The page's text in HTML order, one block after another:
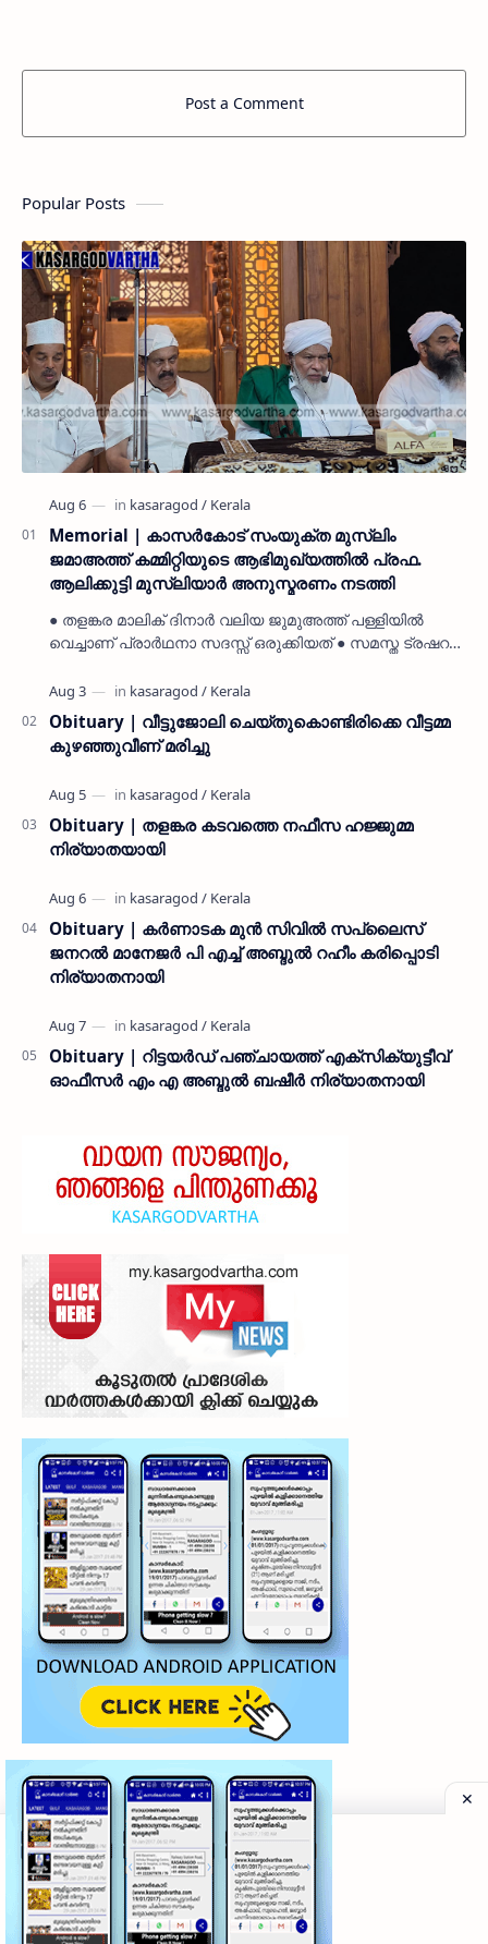
Post a Comment
Popular Posts
Memorial | കാസർകോട് സംയുക്ത മുസ്ലിം
ജമാഅത്ത് കമ്മിറ്റിയുടെ ആഭിമുഖ്യത്തിൽ പ്രഫ.
ആലിക്കുട്ടി മുസ്ലിയാർ അനുസ്മരണം നടത്തി
● തളങ്കര മാലിക് ദിനാർ വലിയ ജുമുഅത്ത് പള്ളിയിൽ
വെച്ചാണ് പ്രാർഥനാ സദസ്സ് ഒരുക്കിയത് ● സമസ്ത ട്രഷറർ
നൽകി കാസ…
Obituary | വീട്ടുജോലി ചെയ്തുകൊണ്ടിരിക്കെ വീട്ടമ്മ
കുഴഞ്ഞുവീണ് മരിച്ചു
Obituary | തളങ്കര കടവത്തെ നഫീസ ഹജ്ജുമ്മ
നിര്യാതയായി
Obituary | കർണാടക മുൻ സിവില്‍ സപ്ലൈസ്
ജനറൽ മാനേജർ പി എച്ച് അബ്ദുൽ റഹീം കരിപ്പൊടി
നിര്യാതനായി
Obituary | റിട്ടയർഡ് പഞ്ചായത്ത് എക്സിക്യുട്ടീവ്
ഓഫീസർ എം എ അബ്ദുൽ ബഷീർ നിര്യാതനായി
©2026‧My Kasaragod Vartha | LATEST KASARAGOD
Privacy Policy
Grievance Redressal